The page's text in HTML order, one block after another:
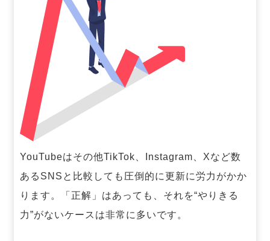
YouTubeはその他TikTok、Instagram、Xなど数
あるSNSと比較しても圧倒的に更新に労力がかか
ります。「正解」はあっても、それを“やりきる
力”がないケースは非常に多いです。